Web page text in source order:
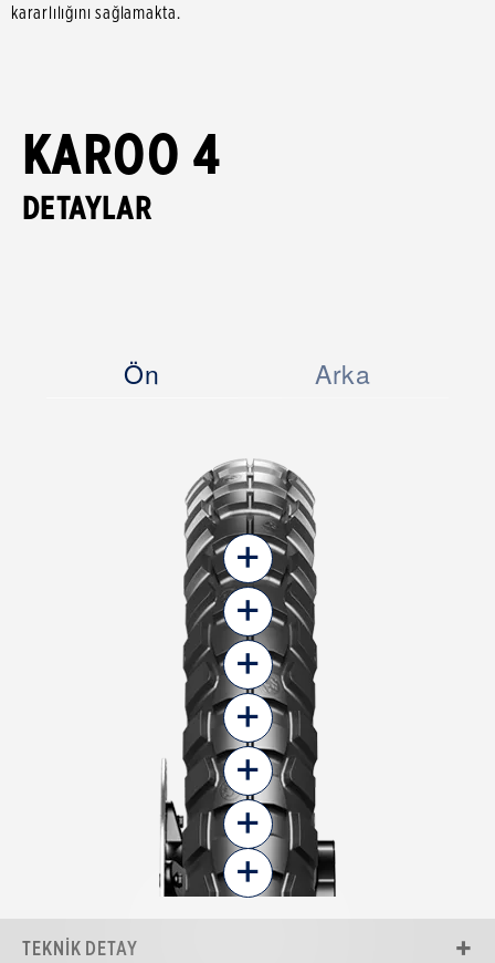
kararlılığını sağlamakta.
KAROO 4
DETAYLAR
Ön Arka
+
+
+
+
+
+
+
TEKNIK DETAY